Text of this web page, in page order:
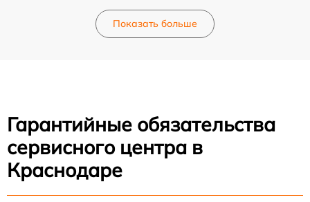
Показать больше
Гарантийные обязательства
сервисного центра в
Краснодаре